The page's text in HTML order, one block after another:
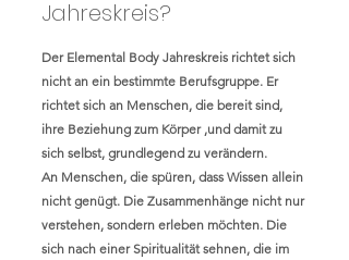
Jahreskreis?
Der Elemental Body Jahreskreis richtet sich
nicht an ein bestimmte Berufsgruppe. Er
richtet sich an Menschen, die bereit sind,
ihre Beziehung zum Körper ,und damit zu
sich selbst, grundlegend zu verändern.
An Menschen, die spüren, dass Wissen allein
nicht genügt. Die Zusammenhänge nicht nur
verstehen, sondern erleben möchten. Die
sich nach einer Spiritualität sehnen, die im